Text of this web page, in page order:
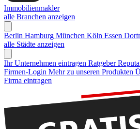
Immobilienmakler
alle Branchen anzeigen
Berlin Hamburg München Köln Essen
alle Städte anzeigen
Ihr Unternehmen eintragen Ratgeber
Firmen-Login Mehr zu unseren Produkten
Firma eintragen